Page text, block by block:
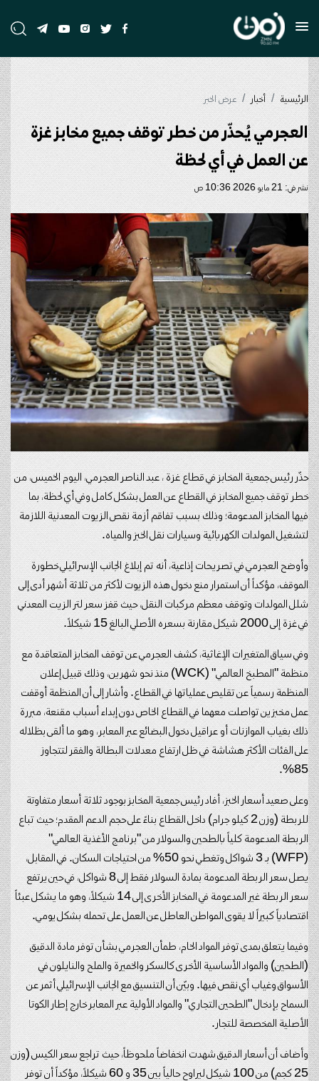
الرئيسية أخبار عرض الخبر
العجرمي يُحذّر من خطر توقف جميع مخابز غزة
عن العمل في أي لحظة
نشر في: 21 مايو 2026 10:36 ص
حذّر رئيس جمعية المخابز في قطاع غزة ، عبد الناصر العجرمي، اليوم الخميس، من
خطر توقف جميع المخابز في القطاع عن العمل بشكل كامل وفي أي لحظة، بما
فيها المخابز المدعومة؛ وذلك بسبب تفاقم أزمة نقص الزيوت المعدنية اللازمة
لتشغيل المولدات الكهربائية وسيارات نقل الخبز والمياه.
وأوضح العجرمي في تصريحات إذاعية، أنه تم إبلاغ الجانب الإسرائيلي خطورة
الموقف، مؤكداً أن استمرار منع دخول هذه الزيوت لأكثر من ثلاثة أشهر أدى إلى
شلل المولدات وتوقف معظم مركبات النقل، حيث قفز سعر لتر الزيت المعدني
في غزة إلى 2000 شيكل مقارنة بسعره الأصلي البالغ 15 شيكلاً.
وفي سياق المتغيرات الإغاثية، كشف العجرمي عن توقف المخابز المتعاقدة مع
منظمة "المطبخ العالمي" (WCK) منذ نحو شهرين، وذلك قبيل إعلان
المنظمة رسمياً عن تقليص عملياتها في القطاع. وأشار إلى أن المنظمة أوقفت
عمل مخبزين تواصلت معهما في القطاع الخاص دون إبداء أسباب مقنعة، مبررة
ذلك بغياب الموازنات أو عراقيل دخول البضائع عبر المعابر، وهو ما ألقى بظلاله
على الفئات الأكثر هشاشة في ظل ارتفاع معدلات البطالة والفقر لتتجاوز
85%.
وعلى صعيد أسعار الخبز، أفاد رئيس جمعية المخابز بوجود ثلاثة أسعار متفاوتة
للربطة (وزن 2 كيلو جرام) داخل القطاع بناءً على حجم الدعم المقدم؛ حيث تباع
الربطة المدعومة كلياً بالطحين والسولار من "برنامج الأغذية العالمي"
(WFP) بـ 3 شواكل وتغطي نحو 50% من احتياجات السكان. في المقابل،
يصل سعر الربطة المدعومة بمادة السولار فقط إلى 8 شواكل، في حين يرتفع
سعر الربطة غير المدعومة في المخابز الأخرى إلى 14 شيكلاً، وهو ما يشكل عبئاً
اقتصادياً كبيراً لا يقوى المواطن العاطل عن العمل على تحمله بشكل يومي.
وفيما يتعلق بمدى توفر المواد الخام، طمأن العجرمي بشأن توفر مادة الدقيق
(الطحين) والمواد الأساسية الأخرى كالسكر والخميرة والملح والنايلون في
الأسواق وغياب أي نقص فيها. وبيّن أن التنسيق مع الجانب الإسرائيلي أثمر عن
السماح بإدخال "الطحين التجاري" والمواد الأولية عبر المعابر خارج إطار الكوتا
الأصلية المخصصة للتجار.
وأضاف أن أسعار الدقيق شهدت انخفاضاً ملحوظاً، حيث تراجع سعر الكيس (وزن
25 كجم) من 100 شيكل ليراوح حالياً بين 35 و 60 شيكلاً، مؤكداً أن توفر